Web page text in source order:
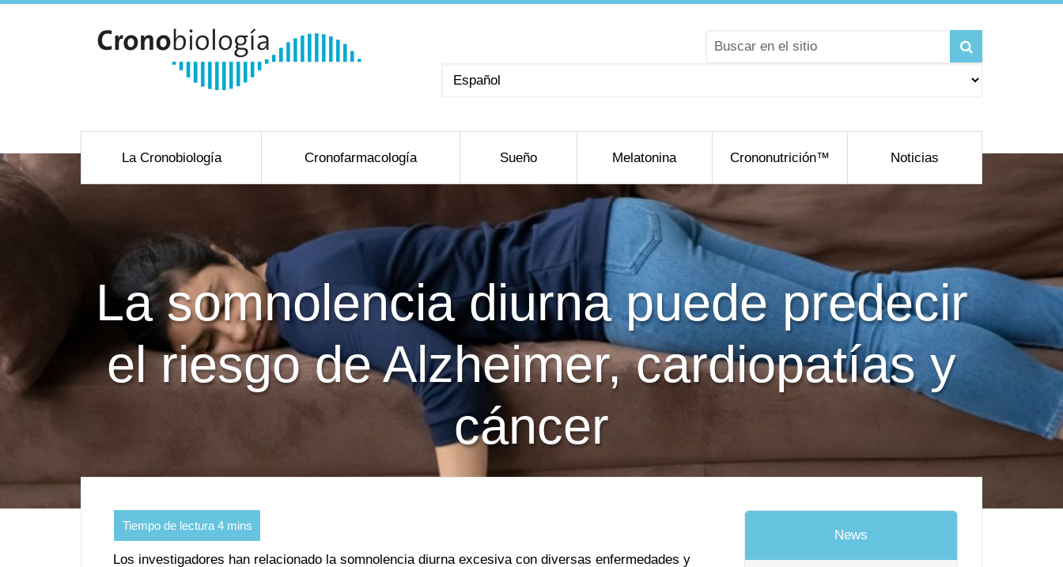
Elegir
La Cronobiología Cronofarmacología Sueño Melatonina Crononutrición™ Noticias
La somnolencia diurna puede predecir
el riesgo de Alzheimer, cardiopatías y
cáncer
Los investigadores han relacionado la somnolencia diurna excesiva con diversas enfermedades y
News